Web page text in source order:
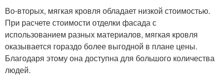
Во-вторых, мягкая кровля обладает низкой стоимостью.
При расчете стоимости отделки фасада с
использованием разных материалов, мягкая кровля
оказывается гораздо более выгодной в плане цены.
Благодаря этому она доступна для большого количества
людей.